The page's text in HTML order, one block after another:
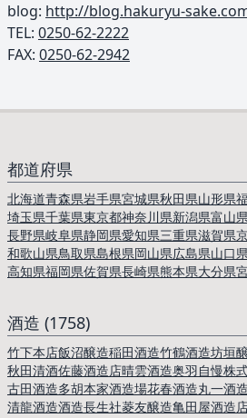
blog: http://blog.hakuryu-
TEL: ︎ 0250-62-2222
FAX: 0250-62-2942
都道府県
北海道青森県岩手県宮城県秋田県山形県
埼玉県千葉県東京都神奈川県新潟県富山
長野県岐阜県静岡県愛知県三重県滋賀県
和歌山県鳥取県島根県岡山県広島県山口
高知県福岡県佐賀県長崎県熊本県大分県
酒造 (1758)
竹下本店飯沼醸造稲田酒造竹鶴酒造坊垣
秋田清酒佐藤酒造店晴雲酒造奥羽自慢株
古田酒造多胡本家酒造場花春酒造丸一酒造
清龍酒造酒造長生社菱友醸造亀田屋酒造